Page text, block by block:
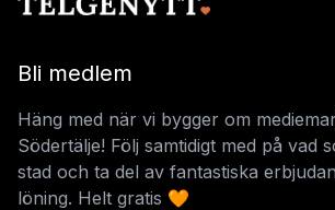
Bli medlem
Häng med när vi bygger om
Södertälje! Följ samtidigt med på vad
stad och ta del av fantastiska
löning. Helt gratis 🧡